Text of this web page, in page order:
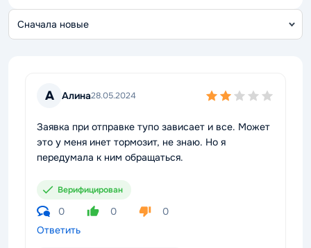
А Алина28.05.2024
Заявка при отправке тупо зависает и все. Может
это у меня инет тормозит, не знаю. Но я
передумала к ним обращаться.
Верифицирован
0 0
0
Ответить